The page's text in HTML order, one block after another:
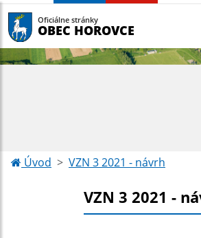
Oficiálne stránky
OBEC HOROVCE
Úvod VZN 3 2021 - návrh
VZN 3 2021 -